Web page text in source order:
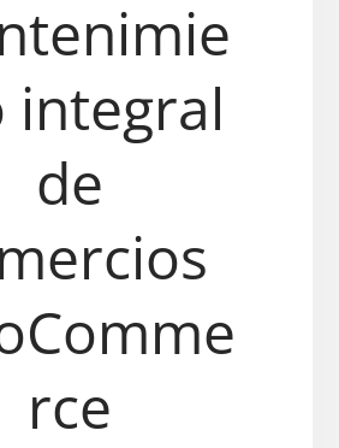
integral
de
rce